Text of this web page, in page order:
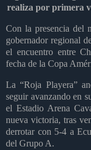
realiza por primera
Con la presencia del
gobernador regional
el encuentro entre
fecha de la Copa
La “Roja Playera”
seguir avanzando en
el Estadio Arena
nueva victoria, tras
derrotar con 5-4 a
del Grupo A.